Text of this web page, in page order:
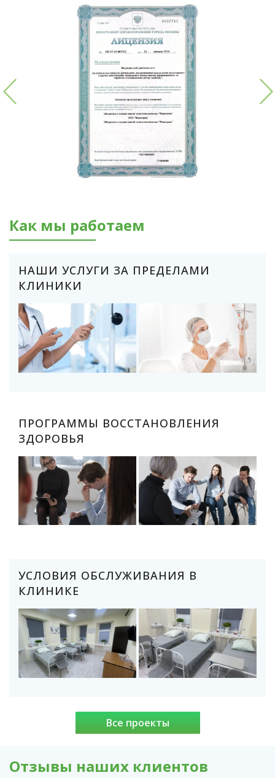
Как мы работаем
НАШИ УСЛУГИ ЗА ПРЕДЕЛАМИ
КЛИНИКИ
ПРОГРАММЫ ВОССТАНОВЛЕНИЯ
ЗДОРОВЬЯ
УСЛОВИЯ ОБСЛУЖИВАНИЯ В
КЛИНИКЕ
Все проекты
Отзывы наших клиентов